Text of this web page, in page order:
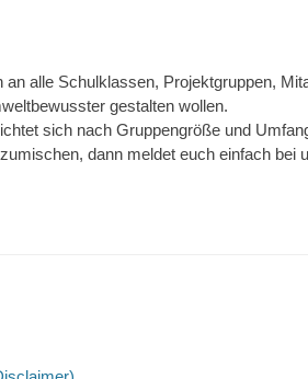
alle Schulklassen, Projektgruppen,
gestalten wollen.
sich nach Gruppengröße und
dann meldet euch einfach bei